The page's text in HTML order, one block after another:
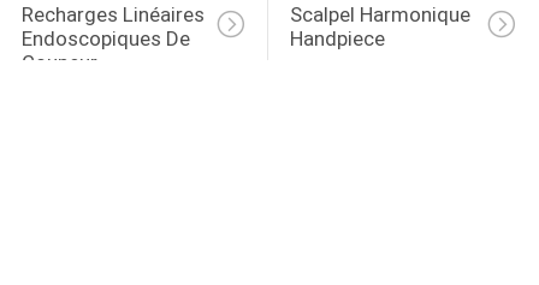
Recharges Linéaires
Endoscopiques De
Coupeur
Scalpel Harmonique
Handpiece